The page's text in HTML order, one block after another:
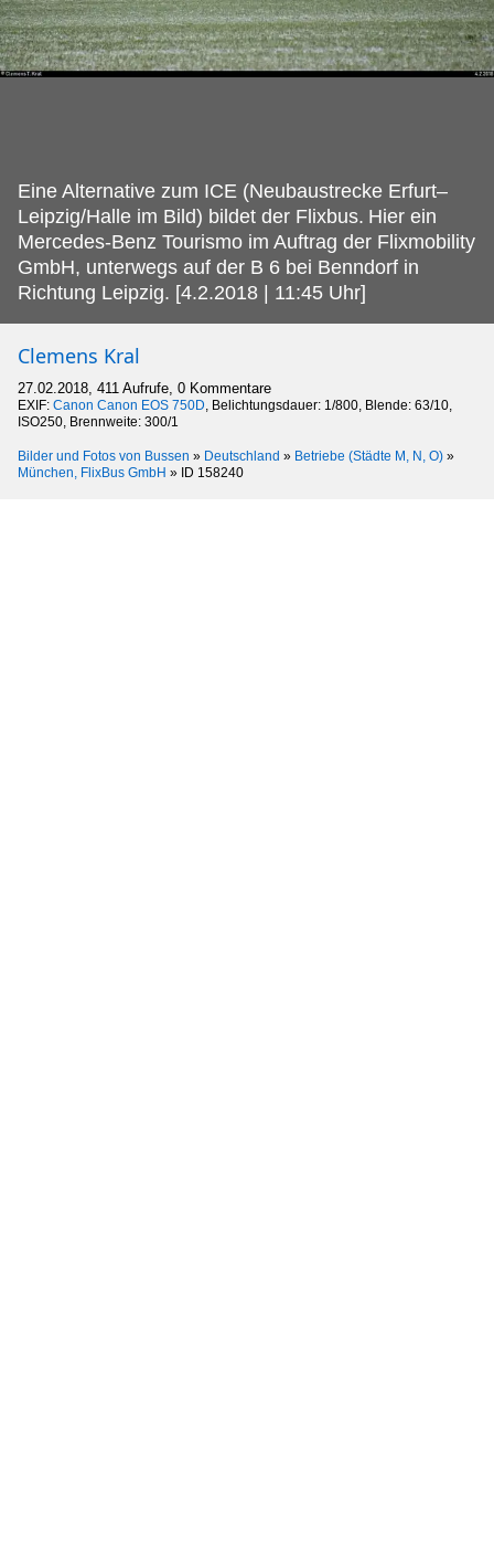
Eine Alternative zum ICE (Neubaustrecke Erfurt–
Leipzig/Halle im Bild) bildet der Flixbus. Hier ein
Mercedes-Benz Tourismo im Auftrag der Flixmobility
GmbH, unterwegs auf der B 6 bei Benndorf in
Richtung Leipzig. [4.2.2018 | 11:45 Uhr]
Clemens Kral
27.02.2018, 411 Aufrufe, 0 Kommentare
EXIF: Canon Canon EOS 750D, Belichtungsdauer: 1/800, Blende: 63/10,
ISO250, Brennweite: 300/1
Bilder und Fotos von Bussen » Deutschland » Betriebe (Städte M, N, O) »
München, FlixBus GmbH » ID 158240